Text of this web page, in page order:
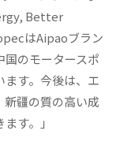
Better
はAipaoブラン
国のモータースポ
す。今後は、エ
疆の質の高い成
す。」